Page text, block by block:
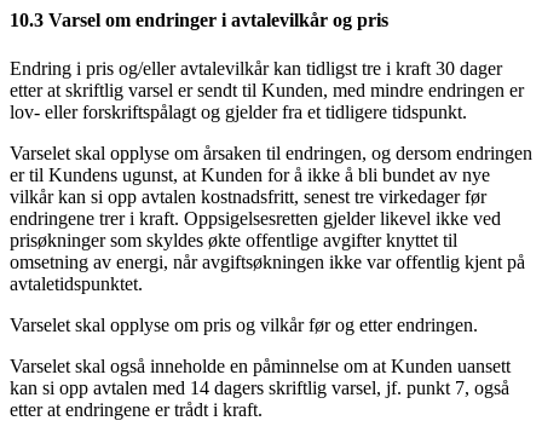
10.3 Varsel om endringer i avtalevilkår og pris
Endring i pris og/eller avtalevilkår kan tidligst tre i kraft 30 dager
etter at skriftlig varsel er sendt til Kunden, med mindre endringen er
lov- eller forskriftspålagt og gjelder fra et tidligere tidspunkt.
Varselet skal opplyse om årsaken til endringen, og dersom endringen
er til Kundens ugunst, at Kunden for å ikke å bli bundet av nye
vilkår kan si opp avtalen kostnadsfritt, senest tre virkedager før
endringene trer i kraft. Oppsigelsesretten gjelder likevel ikke ved
prisøkninger som skyldes økte offentlige avgifter knyttet til
omsetning av energi, når avgiftsøkningen ikke var offentlig kjent på
avtaletidspunktet.
Varselet skal opplyse om pris og vilkår før og etter endringen.
Varselet skal også inneholde en påminnelse om at Kunden uansett
kan si opp avtalen med 14 dagers skriftlig varsel, jf. punkt 7, også
etter at endringene er trådt i kraft.